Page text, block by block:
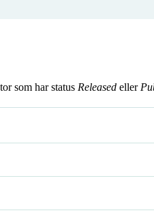
som har status Released eller